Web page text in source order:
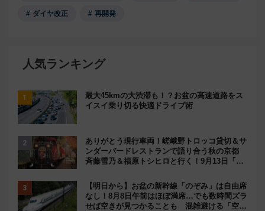
ダイヤ改正 再開発
人気ランキング
最大45kmの大渋滞も！？お盆の高速道路をス
イスイ乗り切る快適ドライブ術
ありがとう現行車両！嵯峨野トロッコ貸切＆サ
ンダーバードレストランで語り合う秋の京都
斉藤雪乃＆福原トシヒロと行く！9月13日「京
【明日から】お盆の新幹線「のぞみ」は自由席
なし！8月8日午前はほぼ満席…でも数時間ズラ
せば空きが見つかることも 混雑避ける「空